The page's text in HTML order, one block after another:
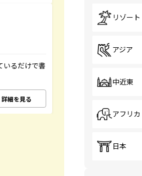
いるだけで書
詳細を見る
リゾート
アジア
中近東
アフリカ
日本